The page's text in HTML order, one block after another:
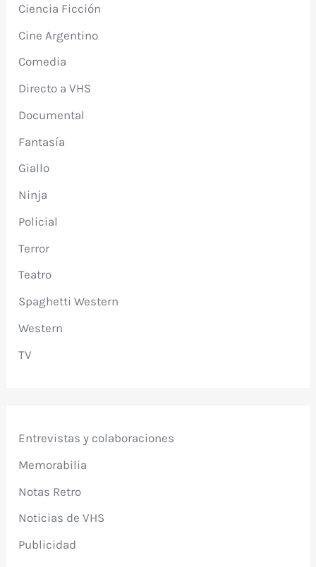
Ciencia Ficción
Cine Argentino
Comedia
Directo a VHS
Documental
Fantasía
Giallo
Ninja
Policial
Terror
Teatro
Spaghetti Western
Western
TV
Entrevistas y colaboraciones
Memorabilia
Notas Retro
Noticias de VHS
Publicidad